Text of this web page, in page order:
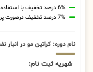
6% درصد تخفیف با استفاده از کد تخفیف 20806
7% درصد تخفیف درصورت پرداخت شهریه با رمزارز
نام دوره: کراتین مو در انبار
شهریه ثبت نام: